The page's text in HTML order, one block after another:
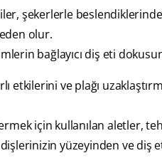
şekerlerle
olur.
bağlayıcı diş eti
etkilerini ve plağı
için kullanılan aletler,
yüzeyinden ve diş